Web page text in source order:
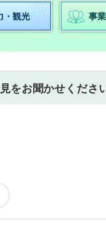
・観光 事
をお聞かせくださ